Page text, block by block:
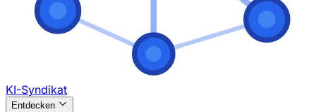
KI-Syndikat
Entdecken